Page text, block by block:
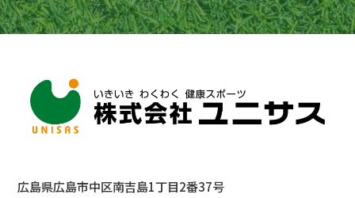
広島県広島市中区南吉島1丁目2番37号